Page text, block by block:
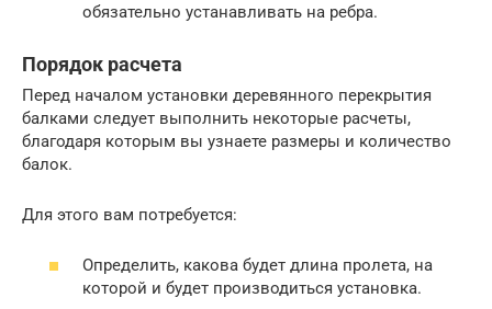
обязательно устанавливать на ребра.
Порядок расчета
Перед началом установки деревянного перекрытия
балками следует выполнить некоторые расчеты,
благодаря которым вы узнаете размеры и количество
балок.
Для этого вам потребуется:
Определить, какова будет длина пролета, на
которой и будет производиться установка.